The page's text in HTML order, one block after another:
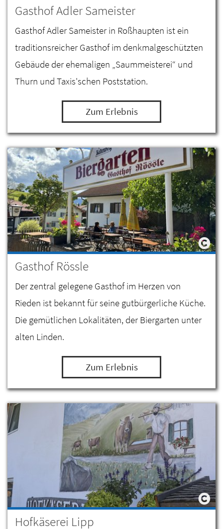
Gasthof Adler Sameister
Gasthof Adler Sameister in Roßhaupten ist ein
traditionsreicher Gasthof im denkmalgeschützten
Gebäude der ehemaligen „Saummeisterei“ und
Thurn und Taxis'schen Poststation.
Zum Erlebnis
Gasthof Rössle
Der zentral gelegene Gasthof im Herzen von
Rieden ist bekannt für seine gutbürgerliche Küche.
Die gemütlichen Lokalitäten, der Biergarten unter
alten Linden.
Zum Erlebnis
Hofkäserei Lipp